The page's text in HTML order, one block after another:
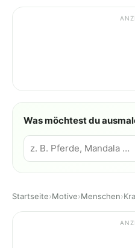
Was möchtest du
Suche
Startseite›Motive›Menschen›